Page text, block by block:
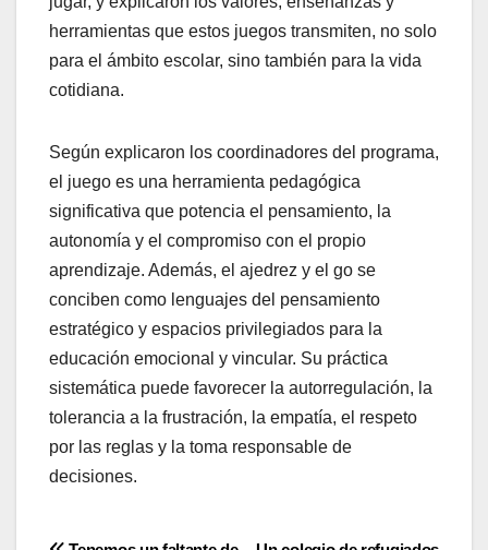
herramientas que estos juegos transmiten, no solo
para el ámbito escolar, sino también para la vida
cotidiana.
Según explicaron los coordinadores del programa,
el juego es una herramienta pedagógica
significativa que potencia el pensamiento, la
autonomía y el compromiso con el propio
aprendizaje. Además, el ajedrez y el go se
conciben como lenguajes del pensamiento
estratégico y espacios privilegiados para la
educación emocional y vincular. Su práctica
sistemática puede favorecer la autorregulación, la
tolerancia a la frustración, la empatía, el respeto
por las reglas y la toma responsable de
decisiones.